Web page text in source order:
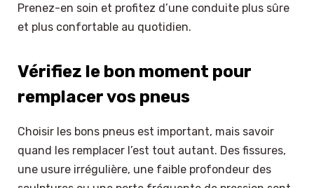
Prenez-en soin et profitez d’une conduite plus sûre
et plus confortable au quotidien.
Vérifiez le bon moment pour
remplacer vos pneus
Choisir les bons pneus est important, mais savoir
quand les remplacer l’est tout autant. Des fissures,
une usure irrégulière, une faible profondeur des